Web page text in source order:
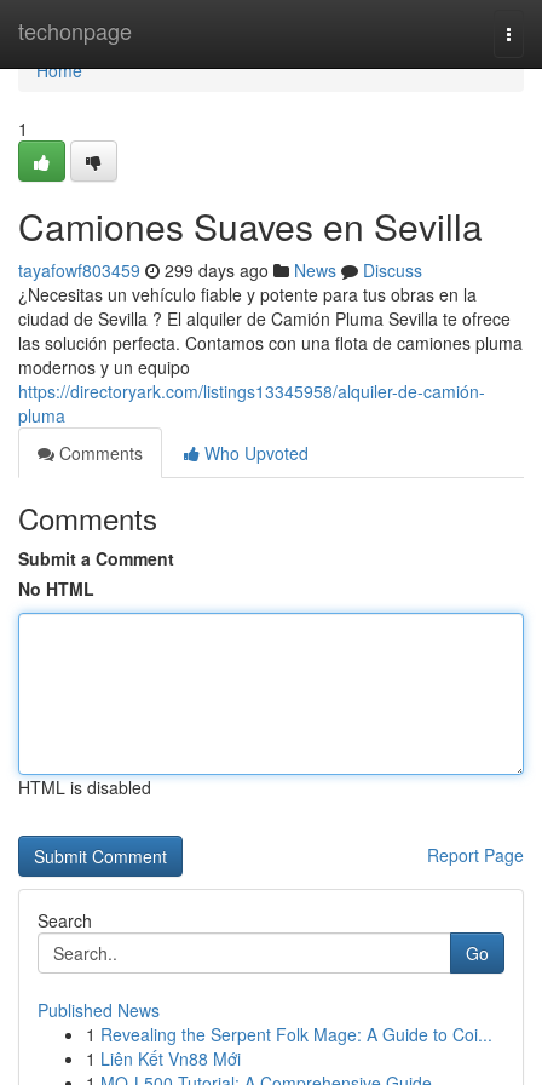
techonpage
Home
Home
1
Camiones Suaves en Sevilla
tayafowf803459 299 days ago News
Discuss
¿Necesitas un vehículo fiable y potente para tus obras en la
ciudad de Sevilla ? El alquiler de Camión Pluma Sevilla te ofrece
las solución perfecta. Contamos con una flota de camiones pluma
modernos y un equipo
https://directoryark.com/listings13345958/alquiler-de-camión-
pluma
Comments
Who Upvoted
Comments
Submit a Comment
No HTML
HTML is disabled
Report Page
Search
Go
Published News
1 Revealing the Serpent Folk Mage: A Guide to Coi...
1 Liên Kết Vn88 Mới